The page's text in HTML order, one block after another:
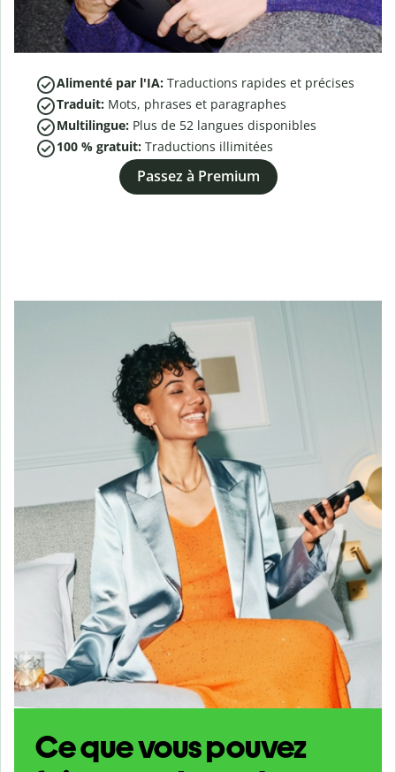
Alimenté par l'IA: Traductions rapides et précises
Traduit: Mots, phrases et paragraphes
Multilingue: Plus de 52 langues disponibles
100 % gratuit: Traductions illimitées
Passez à Premium
Ce que vous pouvez